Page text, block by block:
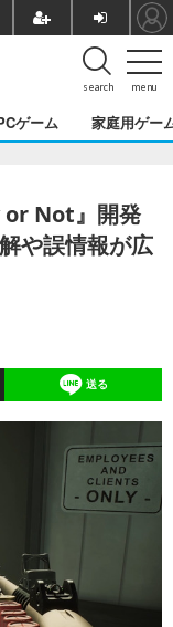
menu
search
ゲーム 家庭用ゲー
or Not』開発
や誤情報が広
送る